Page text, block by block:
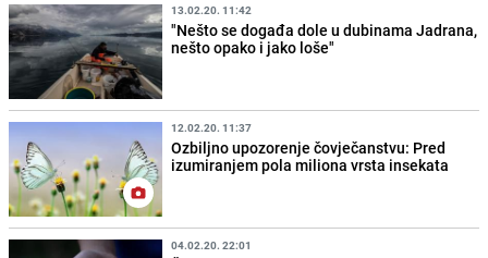
13.02.20. 11:42
"Nešto se događa dole u dubinama Jadrana,
nešto opako i jako loše"
12.02.20. 11:37
Ozbiljno upozorenje čovječanstvu: Pred
izumiranjem pola miliona vrsta insekata
04.02.20. 22:01